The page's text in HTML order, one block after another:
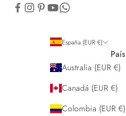
España (EUR €)
País
Australia (EUR €)
Canadá (EUR €)
Colombia (EUR €)